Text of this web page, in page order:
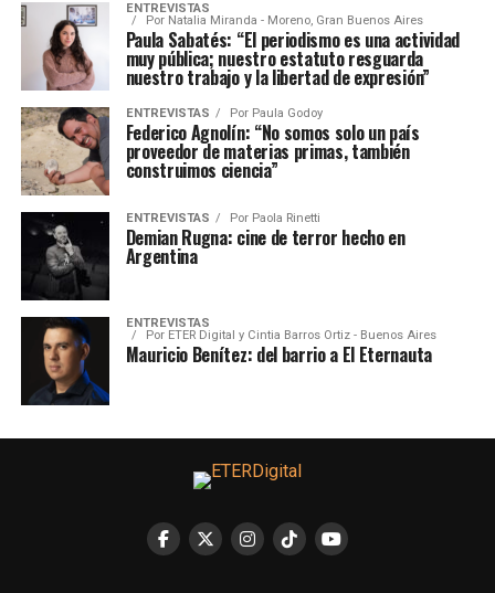
ENTREVISTAS
Por Natalia Miranda - Moreno, Gran Buenos Aires
Paula Sabatés: “El periodismo es una actividad
muy pública; nuestro estatuto resguarda
nuestro trabajo y la libertad de expresión”
ENTREVISTAS Por Paula Godoy
Federico Agnolín: “No somos solo un país
proveedor de materias primas, también
construimos ciencia”
ENTREVISTAS Por Paola Rinetti
Demian Rugna: cine de terror hecho en
Argentina
ENTREVISTAS
Por ETER Digital y Cintia Barros Ortiz - Buenos Aires
Mauricio Benítez: del barrio a El Eternauta